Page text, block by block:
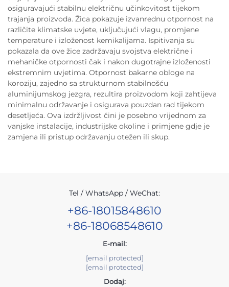
osiguravajući stabilnu električnu učinkovitost tijekom
trajanja proizvoda. Žica pokazuje izvanrednu otpornost na
različite klimatske uvjete, uključujući vlagu, promjene
temperature i izloženost kemikalijama. Ispitivanja su
pokazala da ove žice zadržavaju svojstva električne i
mehaničke otpornosti čak i nakon dugotrajne izloženosti
ekstremnim uvjetima. Otpornost bakarne obloge na
koroziju, zajedno sa strukturnom stabilnošću
aluminijumskog jezgra, rezultira proizvodom koji zahtijeva
minimalnu održavanje i osigurava pouzdan rad tijekom
desetljeća. Ova izdržljivost čini je posebno vrijednom za
vanjske instalacije, industrijske okoline i primjene gdje je
zamjena ili pristup održavanju otežen ili skup.
Tel / WhatsApp / WeChat:
+86-18015848610
+86-18068548610
E-mail:
[email protected]
[email protected]
Dodaj: